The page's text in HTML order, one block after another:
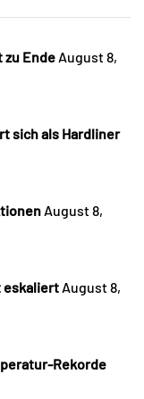
zu Ende August 8,
sich als Hardliner
August 8,
eskaliert August 8,
Rekorde